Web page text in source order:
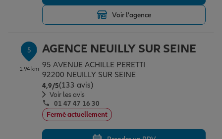
Voir l'agence
5
1.94 km
AGENCE NEUILLY SUR SEINE
95 AVENUE ACHILLE PERETTI
92200 NEUILLY SUR SEINE
4,9/5Note de 4.9 sur 5
(133 avis)
Voir les avis
01 47 47 16 30
Fermé actuellement